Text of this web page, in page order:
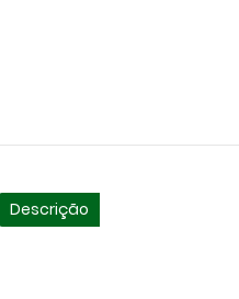
Descrição